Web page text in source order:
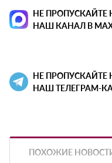
НЕ
НАШ КАНАЛ В
НЕ
НАШ ТЕЛЕГРАМ-
ПОХОЖИЕ